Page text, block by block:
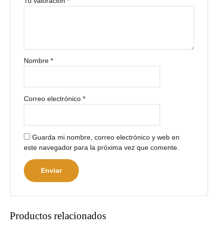
Nombre*
Correo electrónico*
Guarda mi nombre, correo electrónico y web en
este navegador para la próxima vez que comente.
Productos relacionados